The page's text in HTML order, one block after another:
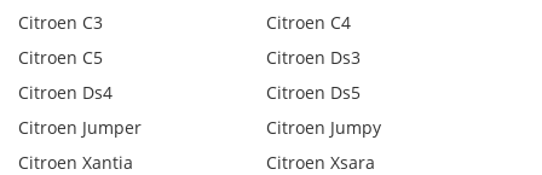
Citroen C3
Citroen C4
Citroen C5
Citroen Ds3
Citroen Ds4
Citroen Ds5
Citroen Jumper
Citroen Jumpy
Citroen Xantia
Citroen Xsara